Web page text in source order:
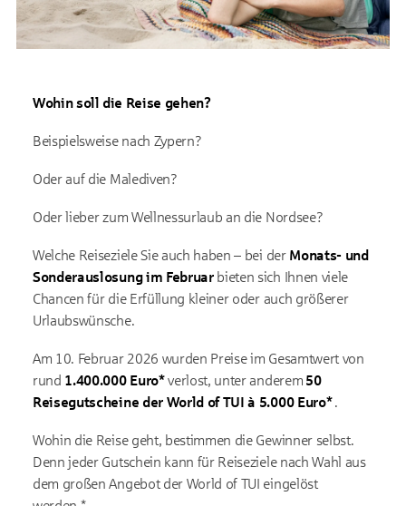
Wohin soll die Reise gehen?
Beispielsweise nach Zypern?
Oder auf die Malediven?
Oder lieber zum Wellnessurlaub an die Nordsee?
Welche Reiseziele Sie auch haben – bei der Monats- und
Sonderauslosung im Februarbieten sich Ihnen viele
Chancen für die Erfüllung kleiner oder auch größerer
Urlaubswünsche.
Am 10. Februar 2026 wurden Preise im Gesamtwert von
rund 1.400.000 Euro*verlost, unter anderem 50
Reisegutscheine der World of TUI à 5.000 Euro*.
Wohin die Reise geht, bestimmen die Gewinner selbst.
Denn jeder Gutschein kann für Reiseziele nach Wahl aus
dem großen Angebot der World of TUI eingelöst